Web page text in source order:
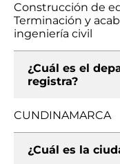
Construcción de
Terminación y
ingeniería civil
¿Cuál es el
registra?
CUNDINAMARCA
¿Cuál es la